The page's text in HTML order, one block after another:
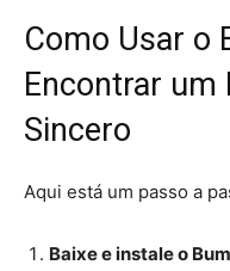
Como Usar o
Encontrar um
Sincero
Aqui está um passo a
Baixe e instale o